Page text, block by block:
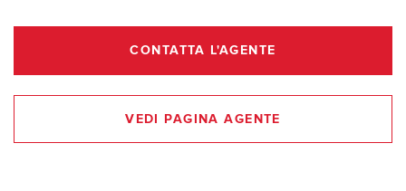
CONTATTA L'AGENTE
VEDI PAGINA AGENTE